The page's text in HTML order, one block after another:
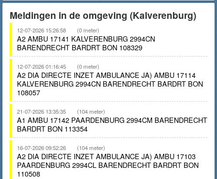
Meldingen in de omgeving (Kalverenburg)
12-07-2026 15:26:58 (0 meter)
A2 AMBU 17141 KALVERENBURG 2994CN
BARENDRECHT BARDRT BON 108329
12-07-2026 01:16:45 (0 meter)
A2 DIA DIRECTE INZET AMBULANCE JA) AMBU 17114
KALVERENBURG 2994CN BARENDRECHT BARDRT BON
108057
21-07-2026 13:35:35 (104 meter)
A1 AMBU 17142 PAARDENBURG 2994CM BARENDRECHT
BARDRT BON 113354
16-07-2026 09:52:26 (104 meter)
A2 DIA DIRECTE INZET AMBULANCE JA) AMBU 17103
PAARDENBURG 2994CL BARENDRECHT BARDRT BON
110508